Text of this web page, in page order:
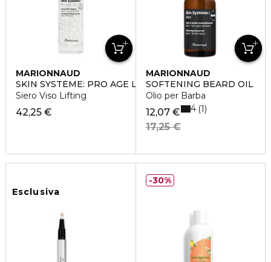
MARIONNAUD
SKIN SYSTÉME: PRO AGE LIFT
Siero Viso Lifting
42,25 €
MARIONNAUD
SOFTENING BEARD OIL
Olio per Barba
12,07 €
17,25 €
4 1
Esclusiva
30%